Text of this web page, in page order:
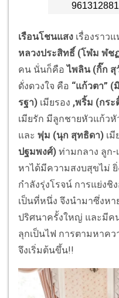
เรือนโชนแสง เรื่องราว
หลวงประสิทธิ์ (โฬม ฬช
คน นั่นก็คือไพลิน (กิ๊ก สุ
ดั่งดวงใจ คือ “แก้วตา”
รฐา) เมียรอง ,พริ้ม (กระ
เมียรัก มีลูกชายหัวแก้ว
และ พุ่ม (นุก สุทธิดา) เ
ปฐมพงศ์) ท่ามกลาง ลูก-
หาได้มีความสงบสุขไม่
กำลังรุ่งโรจน์ การแย่ง
เป็นที่หนึ่ง จึงนำมาซึ่งห
ปริศนาครั้งใหญ่ และมีค
ลุกเป็นไฟ การตามหาค
จึงเริ่มต้นขึ้น!!